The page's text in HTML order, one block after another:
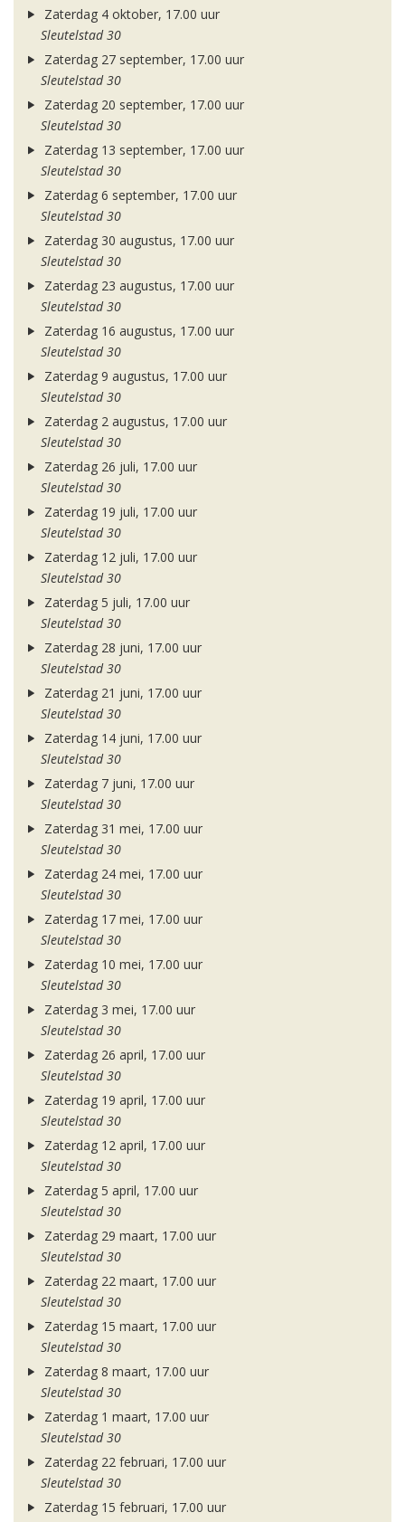
Zaterdag 4 oktober, 17.00 uur
Sleutelstad 30
Zaterdag 27 september, 17.00 uur
Sleutelstad 30
Zaterdag 20 september, 17.00 uur
Sleutelstad 30
Zaterdag 13 september, 17.00 uur
Sleutelstad 30
Zaterdag 6 september, 17.00 uur
Sleutelstad 30
Zaterdag 30 augustus, 17.00 uur
Sleutelstad 30
Zaterdag 23 augustus, 17.00 uur
Sleutelstad 30
Zaterdag 16 augustus, 17.00 uur
Sleutelstad 30
Zaterdag 9 augustus, 17.00 uur
Sleutelstad 30
Zaterdag 2 augustus, 17.00 uur
Sleutelstad 30
Zaterdag 26 juli, 17.00 uur
Sleutelstad 30
Zaterdag 19 juli, 17.00 uur
Sleutelstad 30
Zaterdag 12 juli, 17.00 uur
Sleutelstad 30
Zaterdag 5 juli, 17.00 uur
Sleutelstad 30
Zaterdag 28 juni, 17.00 uur
Sleutelstad 30
Zaterdag 21 juni, 17.00 uur
Sleutelstad 30
Zaterdag 14 juni, 17.00 uur
Sleutelstad 30
Zaterdag 7 juni, 17.00 uur
Sleutelstad 30
Zaterdag 31 mei, 17.00 uur
Sleutelstad 30
Zaterdag 24 mei, 17.00 uur
Sleutelstad 30
Zaterdag 17 mei, 17.00 uur
Sleutelstad 30
Zaterdag 10 mei, 17.00 uur
Sleutelstad 30
Zaterdag 3 mei, 17.00 uur
Sleutelstad 30
Zaterdag 26 april, 17.00 uur
Sleutelstad 30
Zaterdag 19 april, 17.00 uur
Sleutelstad 30
Zaterdag 12 april, 17.00 uur
Sleutelstad 30
Zaterdag 5 april, 17.00 uur
Sleutelstad 30
Zaterdag 29 maart, 17.00 uur
Sleutelstad 30
Zaterdag 22 maart, 17.00 uur
Sleutelstad 30
Zaterdag 15 maart, 17.00 uur
Sleutelstad 30
Zaterdag 8 maart, 17.00 uur
Sleutelstad 30
Zaterdag 1 maart, 17.00 uur
Sleutelstad 30
Zaterdag 22 februari, 17.00 uur
Sleutelstad 30
Zaterdag 15 februari, 17.00 uur